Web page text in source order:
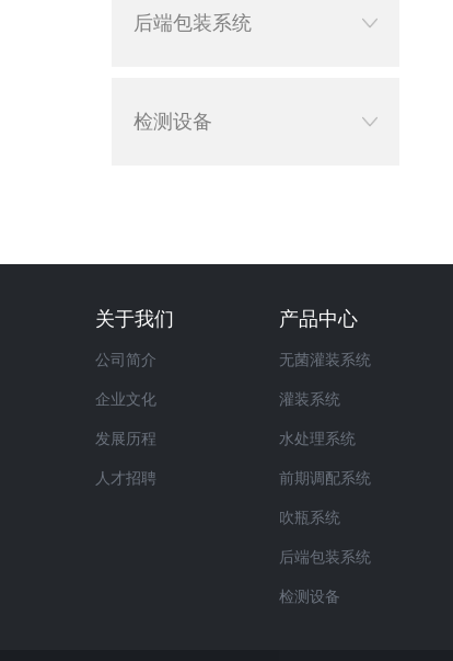
后端包装系统
检测设备
关于我们
公司简介
企业文化
发展历程
人才招聘
产品中心
无菌灌装系统
灌装系统
水处理系统
前期调配系统
吹瓶系统
后端包装系统
检测设备